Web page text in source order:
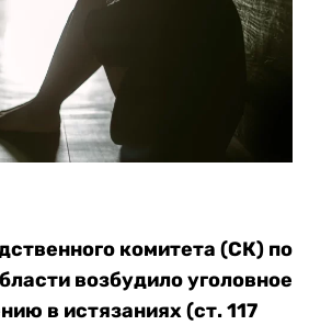
комитета (СК) по
возбудило уголовное
в истязаниях (ст. 117